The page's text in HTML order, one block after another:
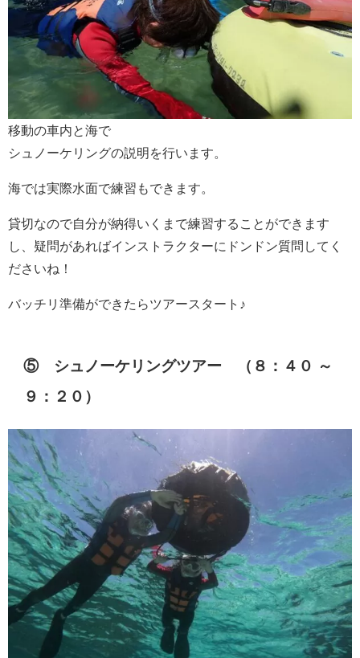
移動の車内と海で
シュノーケリングの説明を行います。
海では実際水面で練習もできます。
貸切なので自分が納得いくまで練習することができます
し、疑問があればインストラクターにドンドン質問してく
ださいね！
バッチリ準備ができたらツアースタート♪
⑤ シュノーケリングツアー （８：４０ ～
９：２０）